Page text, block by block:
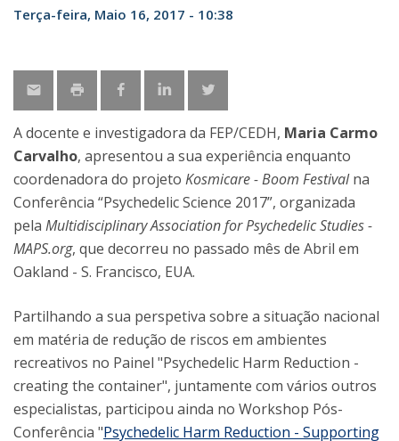
Terça-feira, Maio 16, 2017 - 10:38
A docente e investigadora da FEP/CEDH, Maria Carmo
Carvalho, apresentou a sua experiência enquanto
coordenadora do projeto Kosmicare - Boom Festivalna
Conferência “Psychedelic Science 2017”, organizada
pela Multidisciplinary Association for Psychedelic Studies -
MAPS.org, que decorreu no passado mês de Abril em
Oakland - S. Francisco, EUA.
Partilhando a sua perspetiva sobre a situação nacional
em matéria de redução de riscos em ambientes
recreativos no Painel "Psychedelic Harm Reduction -
creating the container", juntamente com vários outros
especialistas, participou ainda no Workshop Pós-
Conferência "Psychedelic Harm Reduction - Supporting